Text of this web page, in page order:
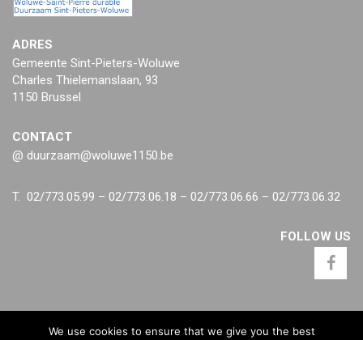
ADRES
Gemeente Sint-Pieters-Woluwe
Charles Thielemanslaan, 93
1150 Brussel
CONTACT
@ duurzaam@woluwe1150.be
T. 02/773.05.99 – 02/773.06.18 – 02/773.06.66 – 02/773.06.32
FOLLOW US
We use cookies to ensure that we give you the best